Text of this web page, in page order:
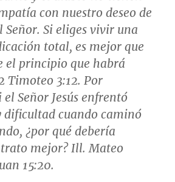
con nuestro deseo de
Señor. Si eliges vivir una
total, es mejor que
el principio que habrá
Timoteo 3:12. Por
el Señor Jesús enfrentó
dificultad cuando caminó
¿por qué debería
mejor? Ill. Mateo
15:20.